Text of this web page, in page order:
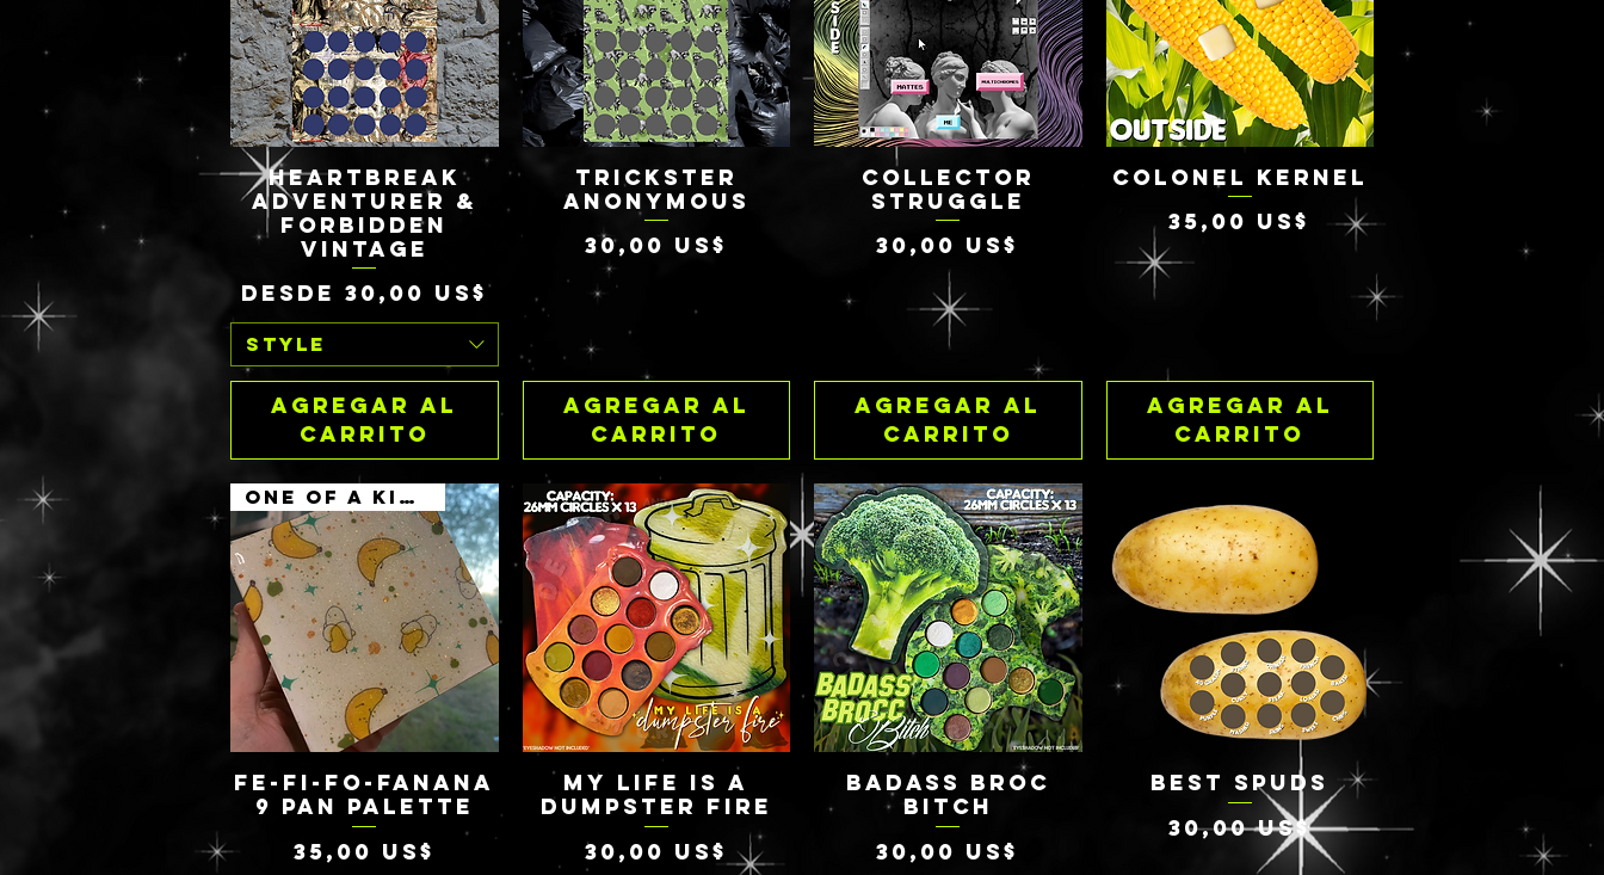
Vista rápida
HEARTBREAK
ADVENTURER &
FORBIDDEN
VINTAGE
Desde 30,00 US$
Precio de oferta
STYLE
Agregar al
carrito
Vista rápida
TRICKSTER
ANONYMOUS
Precio
30,00 US$
Agregar al
carrito
Vista rápida
COLLECTOR
STRUGGLE
Precio
30,00 US$
Agregar al
carrito
Vista rápida
COLONEL KERNEL
Precio
35,00 US$
Agregar al
carrito
Vista rápida
ONE OF A KIND
FE-FI-FO-FANANA
9 PAN PALETTE
Precio
35,00 US$
Vista rápida
MY LIFE IS A
DUMPSTER FIRE
Precio
30,00 US$
Vista rápida
BADASS BROC
BITCH
Precio
30,00 US$
Vista rápida
BEST SPUDS
Precio
30,00 US$